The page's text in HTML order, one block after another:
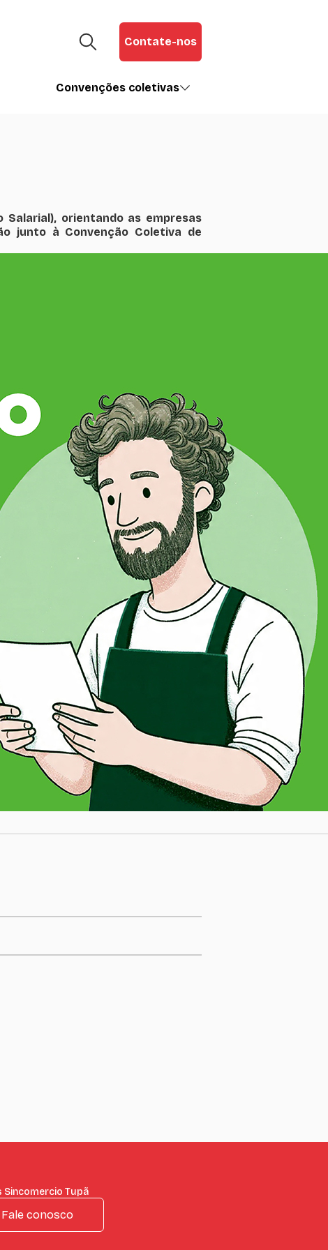
Contate-nos
Convenções coletivas
Salarial), orientando as empresas
junto à Convenção Coletiva de
Sincomercio Tupã
Fale conosco